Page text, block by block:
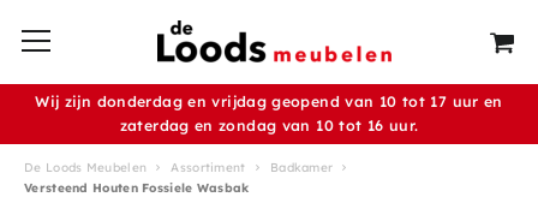
Wij zijn donderdag en vrijdag geopend van 10 tot 17 uur en
zaterdag en zondag van 10 tot 16 uur.
De Loods Meubelen Assortiment
Badkamer
Versteend Houten Fossiele Wasbak